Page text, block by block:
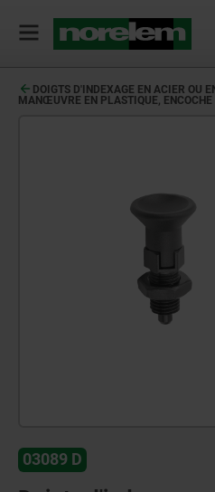
DOIGTS D'INDEXAGE EN ACIER OU
MANŒUVRE EN PLASTIQUE, ENCOCHE
03089 D